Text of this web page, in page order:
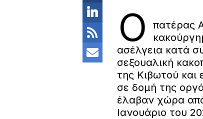
Ο
πατέρας
ασέλγεια κατά
σεξουαλική
της Κιβωτού και
σε δομή της
έλαβαν χώρα
Ιανουάριο του